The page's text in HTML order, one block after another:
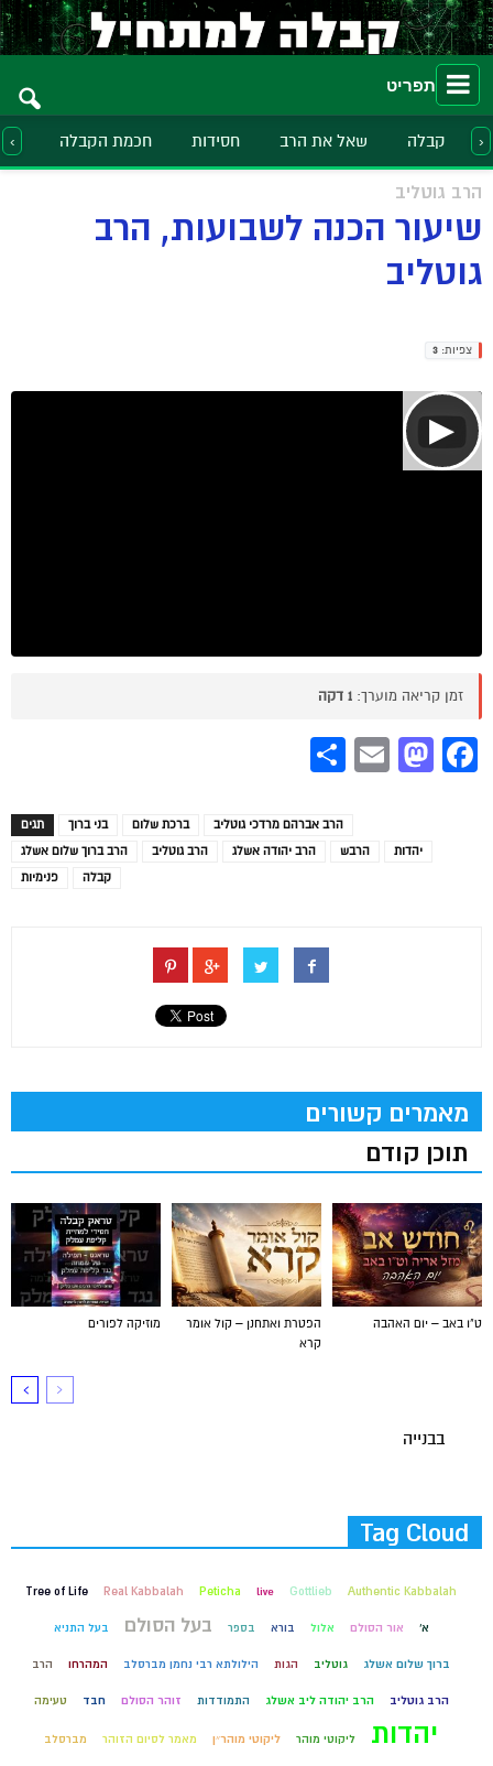
תפריט
קבלה שאל את הרב חסידות חכמת הקבלה ›
‹
הרב גוטליב
שיעור הכנה לשבועות, הרב
גוטליב
צפיות: 3
▶
זמן קריאה מוערך: 1 דקה
Facebook
Mastodon
Email
תגים בני ברוך ברכת שלום
הרב אברהם מרדכי גוטליב
הרב ברוך שלום אשלג
הרב גוטליב הרב יהודה אשלג הרבש
יהדות
פנימיות
קבלה
מאמרים קשורים
תוכן קודם
מוזיקה לפורים
הפטרת ואתחנן – קול אומר
קרא
ט"ו באב – יום האהבה
בבנייה
Tag Cloud
Authentic Kabbalah
Gottlieb
live
Peticha
Real Kabbalah
Tree of Life
א' אור הסולם אלול בורא בספר בעל הסולם בעל התניא
ברוך שלום אשלג גוטליב הגות הילולתא רבי נחמן מברסלב המהרחו הרב
הרב גוטליב הרב יהודה ליב אשלג התמודדות זוהר הסולם חבד טעימה
יהדות ליקוטי מוהר ליקוטי מוהר״ן מאמר לסיום הזוהר מברסלב